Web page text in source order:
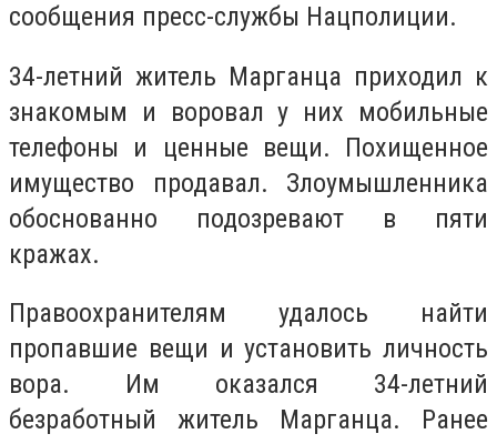
сообщения пресс-службы Нацполиции.
34-летний житель Марганца приходил к
знакомым и воровал у них мобильные
телефоны и ценные вещи. Похищенное
имущество продавал. Злоумышленника
обоснованно подозревают в пяти
кражах.
Правоохранителям удалось найти
пропавшие вещи и установить ​​личность
вора. Им оказался 34-летний
безработный житель Марганца. Ранее